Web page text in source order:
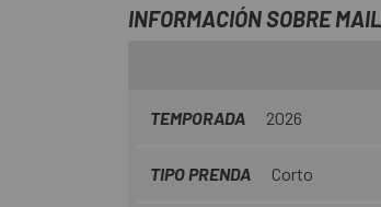
INFORMACIÓN SOBRE
TEMPORADA 2026
TIPO PRENDA Corto